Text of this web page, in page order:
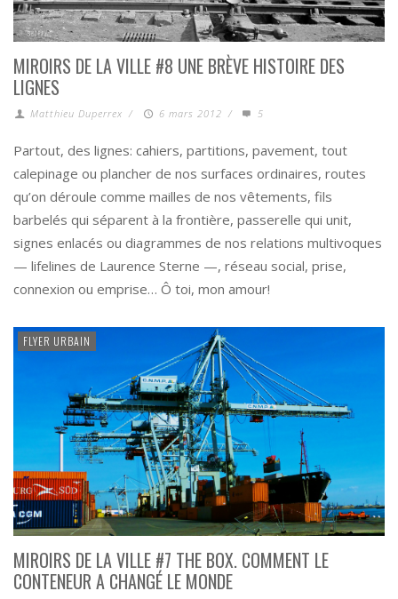
MIROIRS DE LA VILLE #8 UNE BRÈVE HISTOIRE DES
LIGNES
Matthieu Duperrex / 6 mars 2012 / 5
Partout, des lignes: cahiers, partitions, pavement, tout
calepinage ou plancher de nos surfaces ordinaires, routes
qu’on déroule comme mailles de nos vêtements, fils
barbelés qui séparent à la frontière, passerelle qui unit,
signes enlacés ou diagrammes de nos relations multivoques
— lifelines de Laurence Sterne —, réseau social, prise,
connexion ou emprise… Ô toi, mon amour!
FLYER URBAIN
MIROIRS DE LA VILLE #7 THE BOX. COMMENT LE
CONTENEUR A CHANGÉ LE MONDE